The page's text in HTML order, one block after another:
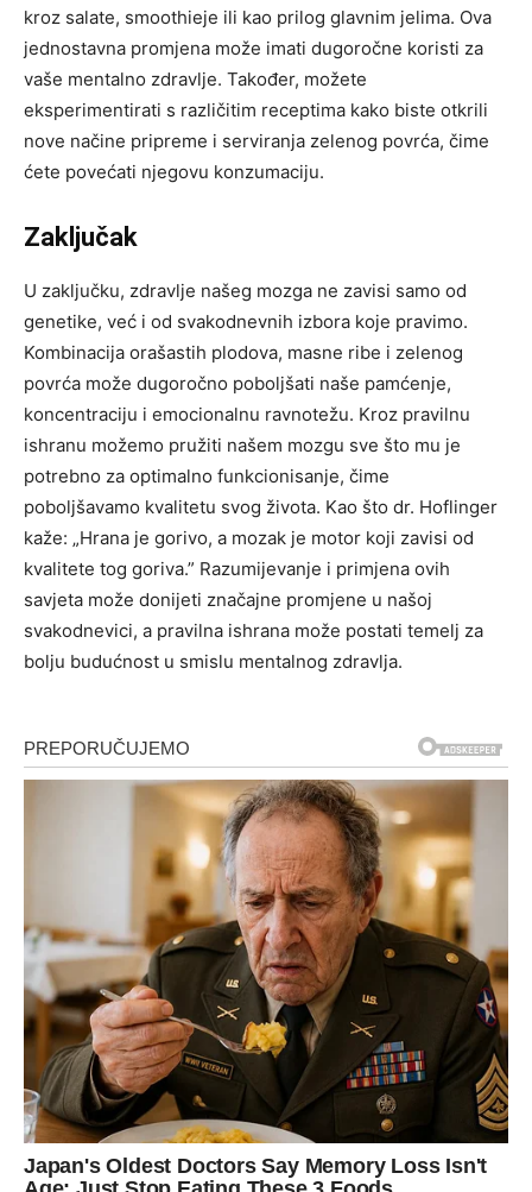
kroz salate, smoothieje ili kao prilog glavnim jelima. Ova
jednostavna promjena može imati dugoročne koristi za
vaše mentalno zdravlje. Također, možete
eksperimentirati s različitim receptima kako biste otkrili
nove načine pripreme i serviranja zelenog povrća, čime
ćete povećati njegovu konzumaciju.
Zaključak
U zaključku, zdravlje našeg mozga ne zavisi samo od
genetike, već i od svakodnevnih izbora koje pravimo.
Kombinacija orašastih plodova, masne ribe i zelenog
povrća može dugoročno poboljšati naše pamćenje,
koncentraciju i emocionalnu ravnotežu. Kroz pravilnu
ishranu možemo pružiti našem mozgu sve što mu je
potrebno za optimalno funkcionisanje, čime
poboljšavamo kvalitetu svog života. Kao što dr. Hoflinger
kaže: „Hrana je gorivo, a mozak je motor koji zavisi od
kvalitete tog goriva.” Razumijevanje i primjena ovih
savjeta može donijeti značajne promjene u našoj
svakodnevici, a pravilna ishrana može postati temelj za
bolju budućnost u smislu mentalnog zdravlja.